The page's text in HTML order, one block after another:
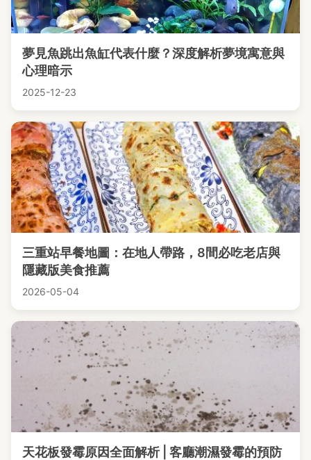
夢見魚跳出魚缸代表什麼？深度解析夢境寓意與
心理暗示
2025-12-23
三重站早餐地圖：在地人帶路，8間必吃老店與
隱藏版美食推薦
2026-05-04
天花板發霉原因全面解析 | 客廳潮濕發霉的預防